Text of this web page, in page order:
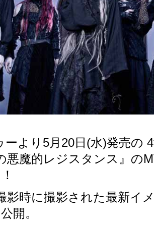
ーより5月20日(水)発売の
悪魔的レジスタンス』の
影時に撮影された最新イ
開。